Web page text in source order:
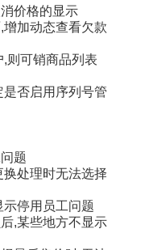
价格的显示
加动态查看欠款
则可销商品列表
否启用序列号管
题
处理时无法选择
停用员工问题
,某些地方不显示